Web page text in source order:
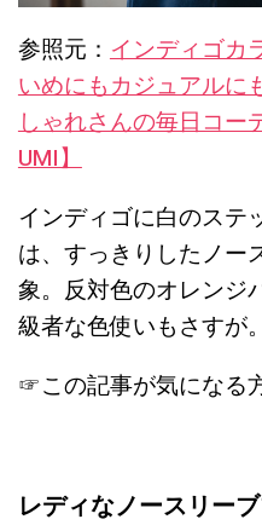
参照元： インディゴカ
いめにもカジュアルに
しゃれさんの毎日コー
UMI】
インディゴに白のステ
は、すっきりしたノー
象。反対色のオレンジ
級者な色使いもさすが。
☞この記事が気になる
レディなノースリー